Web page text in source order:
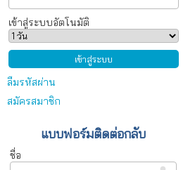
เข้าสู่ระบบอัตโนมัติ
ลืมรหัสผ่าน
สมัครสมาชิก
แบบฟอร์มติดต่อกลับ
ชื่อ